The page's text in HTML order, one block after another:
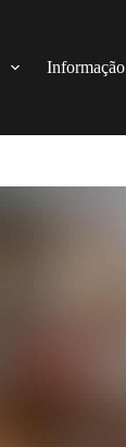
Informação